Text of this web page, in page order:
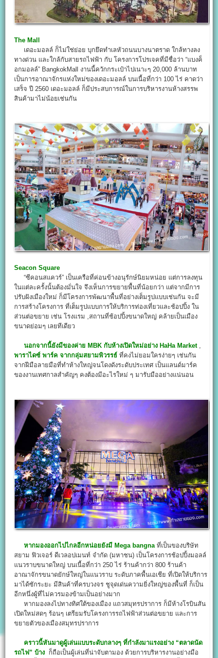
The Mall
เดอะมอลล์ ก็ไม่ใช่ย่อย บุกยึดทำเลหัวถนนบางนาตราด ใกล้ทางลง
ทางด่วน และใกล้กับสายรถไฟฟ้า กับ โครงการโปรเจคที่มีชื่อว่า “แบงค็
อกมอลล์” BangkokMall งานนี้ควักกระเป๋าไปเนาะๆ 20,000 ล้านบาท
เป็นการอาณาจักรแห่งใหม่ของเดอะมอลล์ บนเนื้อที่กว่า 100 ไร่ คาดว่า
เสร็จ ปี 2560 เดอะมอลล์ ก็มีประสบการณ์ในการบริหารงานห้างสรรพ
สินค้ามาไม่น้อยเช่นกัน
Seacon Square
“ซีคอนสแควร์” เป็นเครือที่ค่อนข้างอนุรักษ์นิยมหน่อย แต่การลงทุน
ในแต่ละครั้งนั้นต้องมั่นใจ จึงเห็นการขยายพื้นที่น้อยกว่า แต่จากมีการ
ปรับฝังเมืองใหม่ ก็มีโครงการพัฒนาพื้นที่อย่างเต็มรูปแบบเช่นกัน จะมี
การสร้างโครงการ ที่เต็มรูปแบบการให้บริการท่องเที่ยวและช้อปปิ้ง ใน
ส่วนต่อขยาย เช่น โรงแรม ,สถานที่ช้อปปิ้งขนาดใหญ่ คล้ายเป็นเมือง
ขนาดย่อมๆ เลยทีเดียว
นอกจากนี้ยังมีของค่าย MBK กับห้างเปิดใหม่อย่าง HaHa Market,
พาราไดซ์ พาร์ค จากกลุ่มสยามพิวรรธ์ ที่คงไม่ยอมใครง่ายๆ เช่นกัน
จากฝีมือลายมือที่ทำห้างใหญ่จนโดงดังระดับประเทศ เป็นแลนด์มาร์ค
ของงานเทศกาลสำคัญๆ คงต้องมีอะไรใหม่ ๆ มารับมืออย่างแน่นอน
หากมองออกไปไกลอีกหน่อยยังมี Mega bangnaที่เป็นของบริษัท
สยาม ฟิวเจอร์ ดีเวลอปเมนท์ จำกัด (มหาชน) เป็นโครงการช้อปปิ้งมอลล์
แนวราบขนาดใหญ่ บนเนื้อที่กว่า 250 ไร่ ร้านค้ากว่า 800 ร้านค้า
อาณาจักรขนาดยักษ์ใหญ่ในแนวราบ ระดับภาคพื้นเอเชีย ที่เปิดให้บริการ
มาได้ซักระยะ มีสินค้าที่ครบวงจร ชูจุดเด่นความยิ่งใหญ่ของพื้นที่ ก็เป็น
อีกหนึ่งผู้ที่ไม่ควรมองข้ามเป็นอย่างมาก
หากมองลงไปทางทิศใต้ของเมือง แถวสมุทรปราการ ก็มีห้างโรบินสัน
เปิดใหม่สดๆ ร้อนๆ เตรียมรับโครงการรถไฟฟ้าส่วนต่อขยาย และการ
ขยายตัวของเมืองสมุทรปราการ
คราวนี้หันมาดูผู้เล่นแบบระดับกลางๆ ที่กำลังมาแรงอย่าง “ตลาดนัด
รถไฟ” บ้าง ก็ถือเป็นผู้เล่นที่น่าจับตามอง ด้วยการบริหารงานอย่างมือ